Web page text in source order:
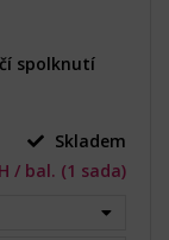
spolknutí
Skladem
/ bal. (1 sada)